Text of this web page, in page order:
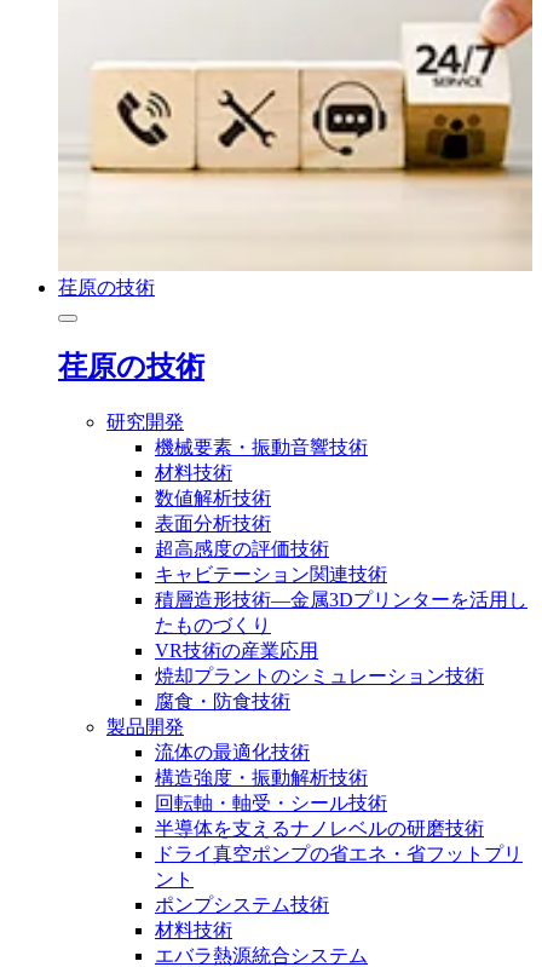
荏原の技術
荏原の技術
研究開発
機械要素・振動音響技術
材料技術
数値解析技術
表面分析技術
超高感度の評価技術
キャビテーション関連技術
積層造形技術―金属3Dプリンターを活用し
たものづくり
VR技術の産業応用
焼却プラントのシミュレーション技術
腐食・防食技術
製品開発
流体の最適化技術
構造強度・振動解析技術
回転軸・軸受・シール技術
半導体を支えるナノレベルの研磨技術
ドライ真空ポンプの省エネ・省フットプリ
ント
ポンプシステム技術
材料技術
エバラ熱源統合システム